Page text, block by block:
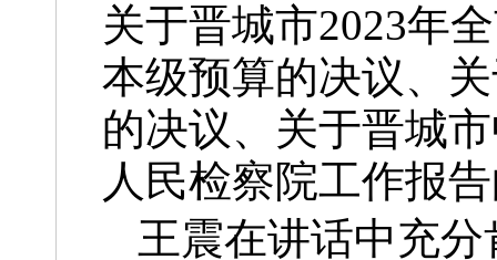
关于晋城市2023年
本级预算的决议、
的决议、关于晋城
人民检察院工作报
王震在讲话中充